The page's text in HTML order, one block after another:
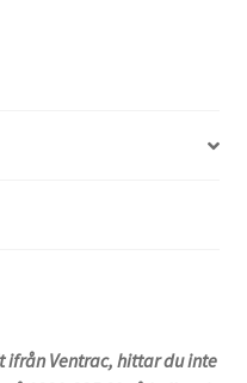
ifrån Ventrac, hittar du inte